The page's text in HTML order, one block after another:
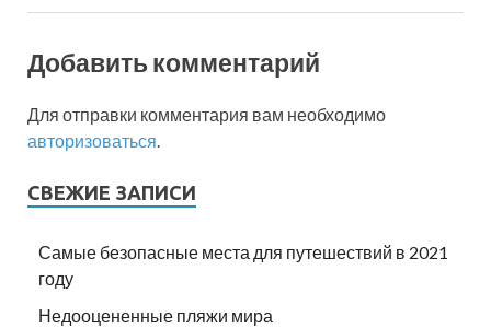
Добавить комментарий
Для отправки комментария вам необходимо
авторизоваться
СВЕЖИЕ ЗАПИСИ
Самые безопасные места для путешествий в 2021
году
Недооцененные пляжи мира